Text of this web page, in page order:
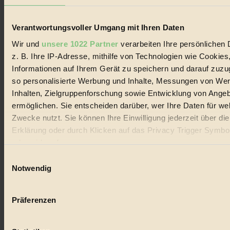
Verantwortungsvoller Umgang mit Ihren Daten
Wir und unsere 1022 Partner verarbeiten Ihre persönlichen
z. B. Ihre IP-Adresse, mithilfe von Technologien wie
Informationen auf Ihrem Gerät zu speichern und darauf
so personalisierte Werbung und Inhalte, Messungen von
Inhalten, Zielgruppenforschung sowie Entwicklung von
ermöglichen. Sie entscheiden darüber, wer Ihre Daten für
Zwecke nutzt. Sie können Ihre Einwilligung jederzeit über
Erklärung oder durch Klicken auf das Privacy Trigger
oder widerrufen
Wenn Sie es erlauben, würden wir auch gerne:
Ihr Gerät durch aktives Scannen nach bestimmten
Notwendig
Präferenzen
Lebenswandel. Es ist eine moderne Plattform für Ideen, Menschen
Handels mit Bioprodukten, des Fair-Trade sowie der Branche
alternativer Energien.
22.601 Fans auf Facebook
3.415 Follower auf Twitter
Folge uns auf Instagram
Themen
Bio
Vegan